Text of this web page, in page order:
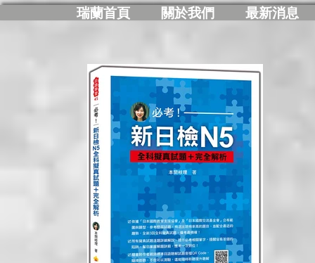
瑞蘭首頁 關於我們 最新消息